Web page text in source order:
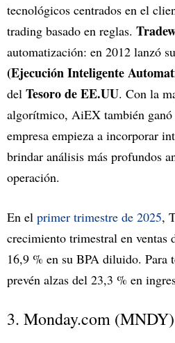
tecnológicos centrados en el
trading basado en reglas.
automatización: en 2012 lanzó
(Ejecución Inteligente
del Tesoro de EE.UU. Con la
algorítmico, AiEX también
empresa empieza a incorporar
brindar análisis más profundos
operación.
En el primer trimestre de 2025,
crecimiento trimestral en ventas
16,9 % en su BPA diluido. Para
prevén alzas del 23,3 % en
3. Monday.com (MNDY)